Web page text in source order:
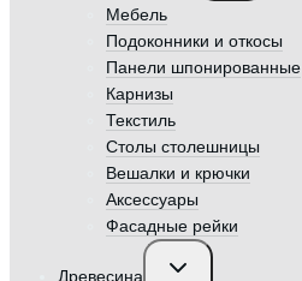
Мебель
Подоконники и откосы
Панели шпонированные
Карнизы
Текстиль
Столы столешницы
Вешалки и крючки
Аксессуары
Фасадные рейки
Древесина
Переключить
дочернее